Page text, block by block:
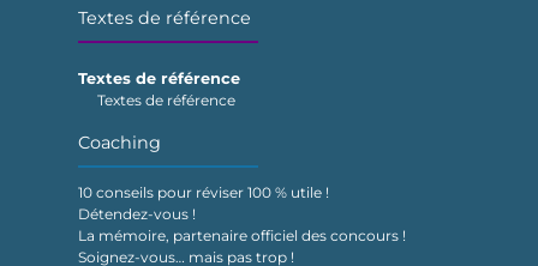
Textes de référence
Textes de référence
Textes de référence
Coaching
10 conseils pour réviser 100 % utile !
Détendez-vous !
La mémoire, partenaire officiel des concours !
Soignez-vous… mais pas trop !